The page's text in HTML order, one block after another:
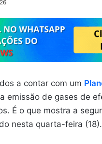
a contar com um
emissão de gases de
É o que mostra a
nesta quarta-feira (18).